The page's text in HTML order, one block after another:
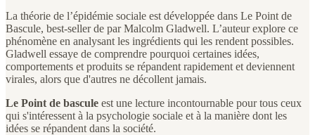
La théorie de l’épidémie sociale est développée dans Le Point de
Bascule, best-seller de par Malcolm Gladwell. L’auteur explore ce
phénomène en analysant les ingrédients qui les rendent possibles.
Gladwell essaye de comprendre pourquoi certaines idées,
comportements et produits se répandent rapidement et deviennent
virales, alors que d'autres ne décollent jamais.
Le Point de bascule est une lecture incontournable pour tous ceux
qui s'intéressent à la psychologie sociale et à la manière dont les
idées se répandent dans la société.